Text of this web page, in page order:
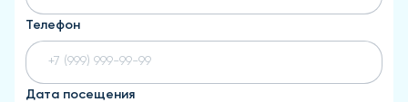
Телефон
Дата посещения